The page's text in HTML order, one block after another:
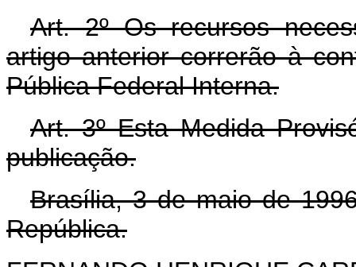
Art. 2º Os recursos
artigo anterior correrão à
Pública Federal Interna.
Art. 3º Esta Medida
publicação.
Brasília, 3 de maio de
República.